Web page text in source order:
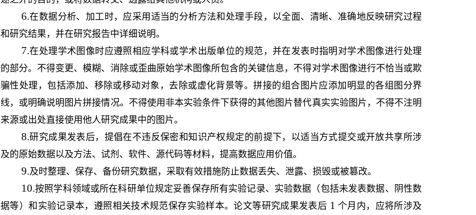
6.在数据分析、加工时，应采用适当的分析方法和处理手段，以全面、清晰、准确地反映研究过程
和研究结果，并在研究报告中详细说明。
7.在处理学术图像时应遵照相应学科或学术出版单位的规范，并在发表时指明对学术图像进行处理
的部分。不得变更、模糊、消除或歪曲原始学术图像所包含的关键信息，不得对学术图像进行不恰当或欺
骗性处理，包括添加、移除或移动对象，去除或虚化背景等。拼接的组合图片应添加明显的各组图分界
线，或明确说明图片拼接情况。不得使用非本实验条件下获得的其他图片替代真实实验图片，不得不注明
来源或出处直接使用他人研究成果中的图片。
8.研究成果发表后，提倡在不违反保密和知识产权规定的前提下，以适当方式提交或开放共享所涉
及的原始数据以及方法、试剂、软件、源代码等材料，提高数据应用价值。
9.及时整理、保存、备份研究数据，采取有效措施防止数据丢失、泄露、损毁或被篡改。
10.按照学科领域或所在科研单位规定妥善保存所有实验记录、实验数据（包括未发表数据、阴性数
据等）和实验记录本，遵照相关技术规范保存实验样本。论文等研究成果发表后 1 个月内，应将所涉及